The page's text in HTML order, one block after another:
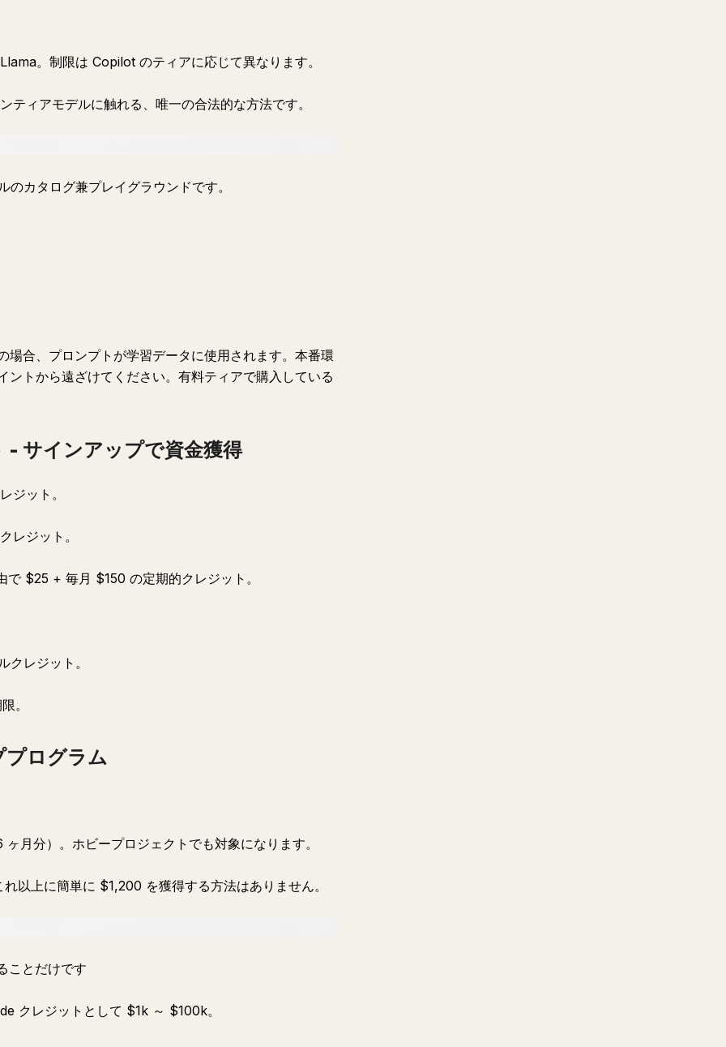
。制限は Copilot のティアに応じて異なります。
ィアモデルに触れる、唯一の合法的な方法です。
カタログ兼プレイグラウンドです。
場合、プロンプトが学習データに使用されます。本番環
ントから遠ざけてください。有料ティアで購入している
サインアップで資金獲得
ジット。
レジット。
$25 + 毎月 $150 の定期的クレジット。
レジット。
。
プログラム
月分）。ホビープロジェクトでも対象になります。
以上に簡単に $1,200 を獲得する方法はありません。
ことだけです
クレジットとして $1k ～ $100k。